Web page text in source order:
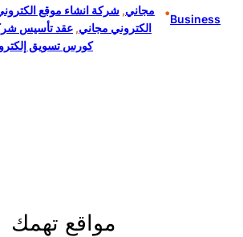
مجاني, شركة انشاء موقع
الكتروني مجاني, عقد تأسيس
كورس تسويق
•Business
مواقع تهمك